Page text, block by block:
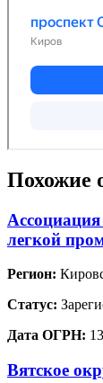
Похожие
легкой
Регион:
Статус:
Дата ОГРН:
Вятское